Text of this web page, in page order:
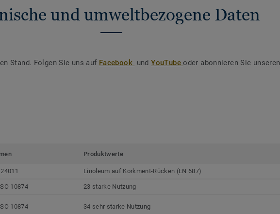
und umweltbezogene Daten
Stand. Folgen Sie uns auf Facebook undYouTubeoder abonnieren Sie unseren
Produktwerte
Linoleum auf Korkment-Rücken (EN 687)
10874 23 starke Nutzung
10874 34 sehr starke Nutzung